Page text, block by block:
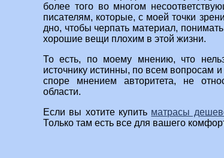
более того во многом
писателям, которые, с моей точки
дно, чтобы черпать материал,
хорошие вещи плохим в этой жизни.
То есть, по моему мнению, что
источнику истинны, по всем вопросам
споре мнением авторитета, не
области.
Если вы хотите купить матрасы
Только там есть все для вашего